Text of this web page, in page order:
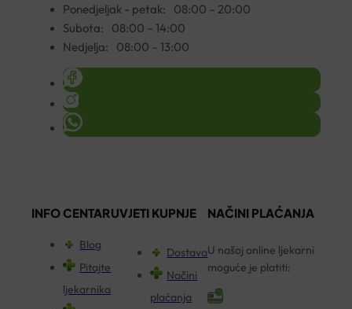
Ponedjeljak - petak:
08:00 – 20:00
Subota:
08:00 – 14:00
Nedjelja:
08:00 – 13:00
INFO CENTAR
Blog
Pitajte
ljekarnika
UVJETI KUPNJE
Dostava
Načini
plaćanja
NAČINI PLAĆANJA
U našoj online ljekarni
moguće je platiti: